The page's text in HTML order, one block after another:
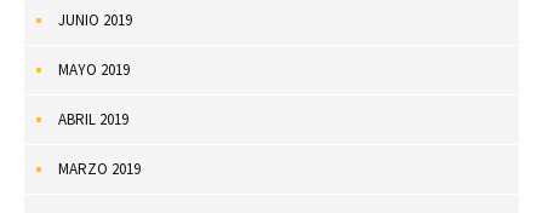
JUNIO 2019
MAYO 2019
ABRIL 2019
MARZO 2019